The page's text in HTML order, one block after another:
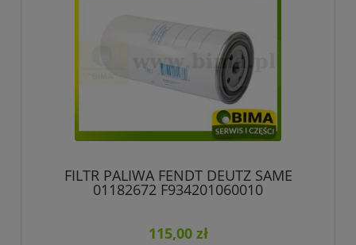
FILTR PALIWA FENDT DEUTZ SAME
01182672 F934201060010
115,00 zł